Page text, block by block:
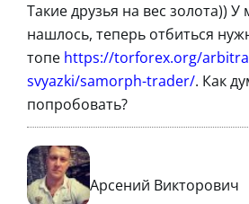
Такие друзья на вес золота)) У
нашлось, теперь отбиться
топе https://torforex.org/
svyazki/samorph-trader/. Как
попробовать?
Арсений Викторович